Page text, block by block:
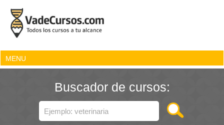
MENU
Buscador de cursos: